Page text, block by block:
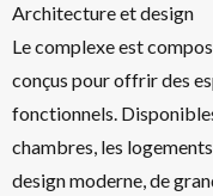
Architecture et design
Le complexe est
conçus pour offrir des
fonctionnels.
chambres, les
design moderne, de